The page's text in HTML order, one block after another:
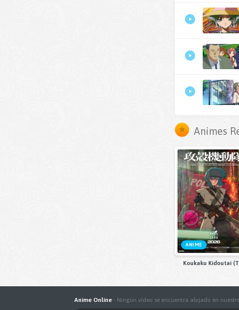
Animes
ANIME
Koukaku Kidoutai
Anime Online - Ningún vídeo se encuentra alojado en